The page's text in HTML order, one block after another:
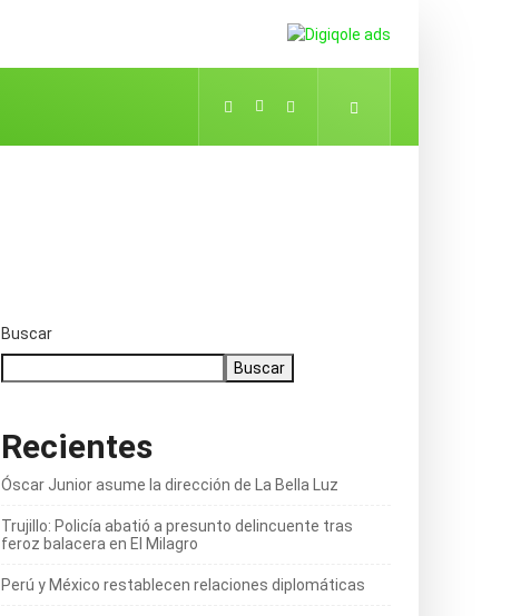
Buscar
Buscar
Recientes
Óscar Junior asume la dirección de La Bella Luz
Trujillo: Policía abatió a presunto delincuente tras
feroz balacera en El Milagro
Perú y México restablecen relaciones diplomáticas